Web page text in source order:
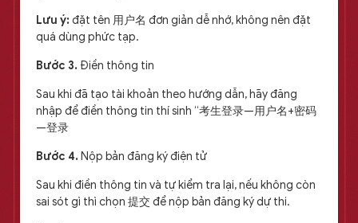
Lưu ý:đặt tên 用户名 đơn giản dễ nhớ, không nên đặt
quá dùng phức tạp.
Bước 3. Điền thông tin
Sau khi đã tạo tài khoản theo hướng dẫn, hãy đăng
nhập để điền thông tin thí sinh “考生登录—用户名+密码
—登录
Bước 4. Nộp bản đăng ký điện tử
Sau khi điền thông tin và tự kiểm tra lại, nếu không còn
sai sót gì thì chọn 提交 để nộp bản đăng ký dự thi.